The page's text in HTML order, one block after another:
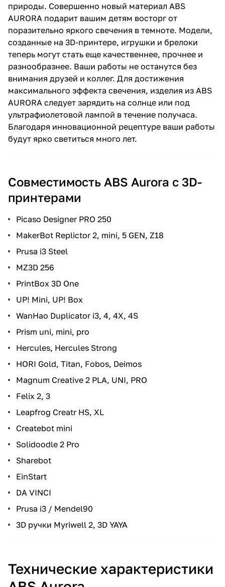
природы. Совершенно новый материал ABS
AURORA подарит вашим детям восторг от
поразительно яркого свечения в темноте. Модели,
созданные на 3D-принтере, игрушки и брелоки
теперь могут стать еще качественнее, прочнее и
разнообразнее. Ваши работы не останутся без
внимания друзей и коллег. Для достижения
максимального эффекта свечения, изделия из ABS
AURORA следует зарядить на солнце или под
ультрафиолетовой лампой в течение получаса.
Благодаря инновационной рецептуре ваши работы
будут ярко светиться много лет.
Совместимость ABS Aurora c 3D-
принтерами
Picaso Designer PRO 250
MakerBot Replictor 2, mini, 5 GEN, Z18
Prusa i3 Steel
MZ3D 256
PrintBox 3D One
UP! Mini, UP! Box
WanHao Duplicator i3, 4, 4X, 4S
Prism uni, mini, pro
Hercules, Hercules Strong
HORI Gold, Titan, Fobos, Deimos
Magnum Creative 2 PLA, UNI, PRO
Felix 2, 3
Leapfrog Creatr HS, XL
Createbot mini
Solidoodle 2 Pro
Sharebot
EinStart
DA VINCI
Prusa i3 / Mendel90
3D ручки Myriwell 2, 3D YAYA
Технические характеристики